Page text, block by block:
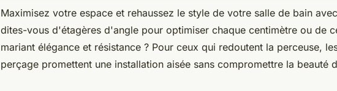
Maximisez votre espace et rehaussez le style de votre salle de bain
dites-vous d'étagères d'angle pour optimiser chaque centimètre ou de
mariant élégance et résistance ? Pour ceux qui redoutent la perceuse,
perçage promettent une installation aisée sans compromettre la beauté